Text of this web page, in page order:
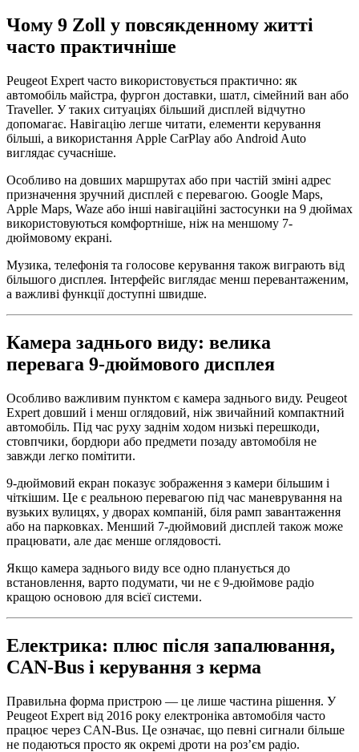
Чому 9 Zoll у повсякденному житті
часто практичніше
Peugeot Expert часто використовується практично: як
автомобіль майстра, фургон доставки, шатл, сімейний ван або
Traveller. У таких ситуаціях більший дисплей відчутно
допомагає. Навігацію легше читати, елементи керування
більші, а використання Apple CarPlay або Android Auto
виглядає сучасніше.
Особливо на довших маршрутах або при частій зміні адрес
призначення зручний дисплей є перевагою. Google Maps,
Apple Maps, Waze або інші навігаційні застосунки на 9 дюймах
використовуються комфортніше, ніж на меншому 7-
дюймовому екрані.
Музика, телефонія та голосове керування також виграють від
більшого дисплея. Інтерфейс виглядає менш перевантаженим,
а важливі функції доступні швидше.
Камера заднього виду: велика
перевага 9-дюймового дисплея
Особливо важливим пунктом є камера заднього виду. Peugeot
Expert довший і менш оглядовий, ніж звичайний компактний
автомобіль. Під час руху заднім ходом низькі перешкоди,
стовпчики, бордюри або предмети позаду автомобіля не
завжди легко помітити.
9-дюймовий екран показує зображення з камери більшим і
чіткішим. Це є реальною перевагою під час маневрування на
вузьких вулицях, у дворах компаній, біля рамп завантаження
або на парковках. Менший 7-дюймовий дисплей також може
працювати, але дає менше оглядовості.
Якщо камера заднього виду все одно планується до
встановлення, варто подумати, чи не є 9-дюймове радіо
кращою основою для всієї системи.
Електрика: плюс після запалювання,
CAN-Bus і керування з керма
Правильна форма пристрою — це лише частина рішення. У
Peugeot Expert від 2016 року електроніка автомобіля часто
працює через CAN-Bus. Це означає, що певні сигнали більше
не подаються просто як окремі дроти на роз’єм радіо.